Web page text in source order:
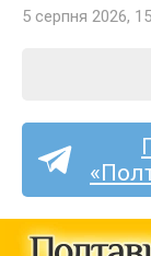
5 серпня 2026,